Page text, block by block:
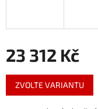
23 312 Kč
Měrná
cena:
ZVOLTE VARIANTU